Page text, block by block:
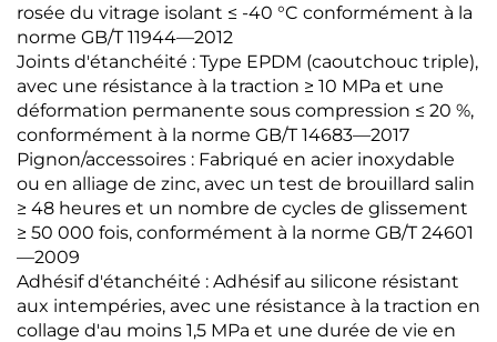
rosée du vitrage isolant ≤ -40 °C conformément à la
norme GB/T 11944—2012
Joints d'étanchéité : Type EPDM (caoutchouc triple),
avec une résistance à la traction ≥ 10 MPa et une
déformation permanente sous compression ≤ 20 %,
conformément à la norme GB/T 14683—2017
Pignon/accessoires : Fabriqué en acier inoxydable
ou en alliage de zinc, avec un test de brouillard salin
≥ 48 heures et un nombre de cycles de glissement
≥ 50 000 fois, conformément à la norme GB/T 24601
—2009
Adhésif d'étanchéité : Adhésif au silicone résistant
aux intempéries, avec une résistance à la traction en
collage d'au moins 1,5 MPa et une durée de vie en